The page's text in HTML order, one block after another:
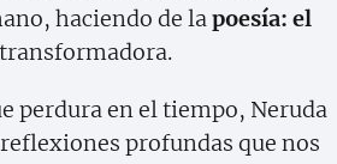
haciendo de la poesía: el
perdura en el tiempo, Neruda
profundas que nos